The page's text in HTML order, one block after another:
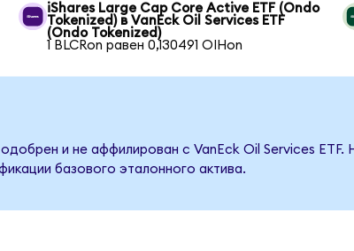
iShares Large Cap Core Active ETF (Ondo
Tokenized) в VanEck Oil Services ETF
(Ondo Tokenized)
1 BLCRon равен 0,130491 OIHon
и не аффилирован с VanEck Oil Services ETF.
базового эталонного актива.